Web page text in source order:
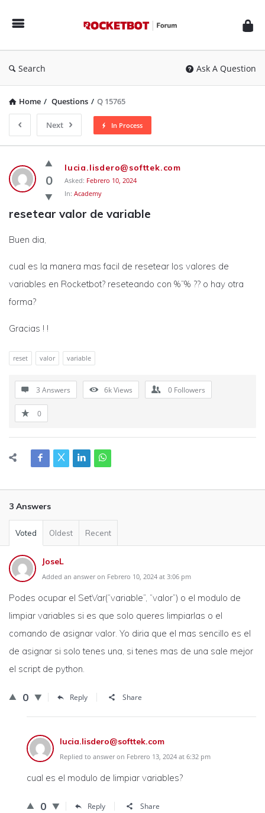
Forum
Search Ask A Question
Home / Questions / Q 15765
Next In Process
Rocketbot
Forum
Latest
Questions
0
lucia.lisdero@softtek.com
Asked: Febrero 10, 2024
In: Academy
resetear valor de variable
Buen dia,
cual es la manera mas facil de resetear los valores de
variables en Rocketbot? reseteando con %”% ?? o hay otra
forma?
Gracias ! !
reset valor variable
3 Answers 6kViews 0 Followers
0
3 Answers
Voted Oldest Recent
JoseL
Added an answer on Febrero 10, 2024 at 3:06 pm
Podes ocupar el SetVar(“variable”, “valor”) o el modulo de
limpiar variables si es que solo queres limpiarlas o el
comando de asignar valor. Yo diria que el mas sencillo es el
de asignar si solo tenes una, si tenes mas de una sale mejor
el script de python.
0 Reply Share
lucia.lisdero@softtek.com
Replied to answer on Febrero 13, 2024 at 6:32 pm
cual es el modulo de limpiar variables?
0 Reply Share